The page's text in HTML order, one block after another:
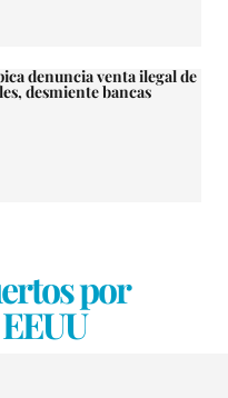
denuncia venta ilegal de
desmiente bancas
por